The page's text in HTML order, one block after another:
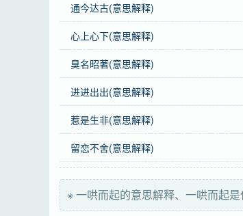
用法 偏正式；作谓语、宾语、定语
辨形 “哄”，不能写作“轰”。
近义词 一应而起
反义词 一哄而散
英语
be brought about in a rush
俄语 зашуметь（всем скопом）
通今达古(意思解释)
心上心下(意思解释)
臭名昭著(意思解释)
进进出出(意思解释)
惹是生非(意思解释)
留恋不舍(意思解释)
※ 一哄而起的意思解释、一哄而起是